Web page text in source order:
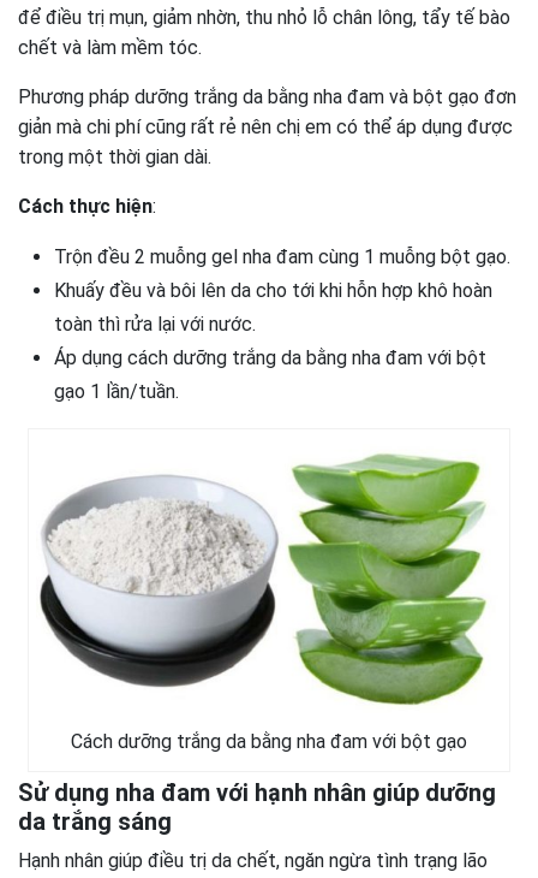
để điều trị mụn, giảm nhờn, thu nhỏ lỗ chân lông, tẩy tế bào
chết và làm mềm tóc.
Phương pháp dưỡng trắng da bằng nha đam và bột gạo đơn
giản mà chi phí cũng rất rẻ nên chị em có thể áp dụng được
trong một thời gian dài.
Cách thực hiện:
Trộn đều 2 muỗng gel nha đam cùng 1 muỗng bột gạo.
Khuấy đều và bôi lên da cho tới khi hỗn hợp khô hoàn
toàn thì rửa lại với nước.
Áp dụng cách dưỡng trắng da bằng nha đam với bột
gạo 1 lần/tuần.
Cách dưỡng trắng da bằng nha đam với bột gạo
Sử dụng nha đam với hạnh nhân giúp dưỡng
da trắng sáng
Hạnh nhân giúp điều trị da chết, ngăn ngừa tình trạng lão